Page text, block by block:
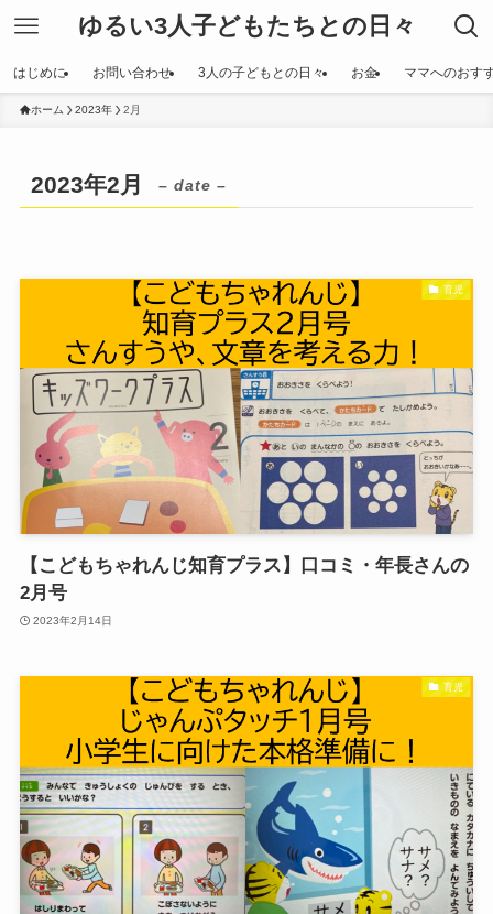
ゆるい3人子どもたちとの日々
はじめに お問い合わせ 3人の子どもとの日々 お金 ママへのおす
ホーム 2023年 2月
2023年2月 – date –
育児
【こどもちゃれんじ知育プラス】口コミ・年長さんの
2月号
2023年2月14日
育児